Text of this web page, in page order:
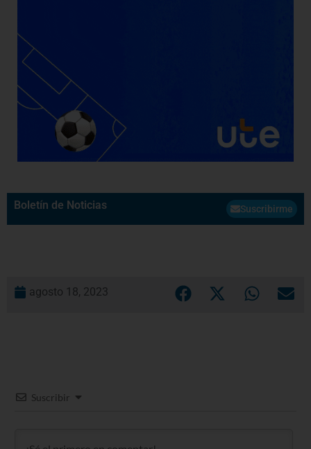
Boletín de Noticias Suscribirme
agosto 18, 2023
Suscribir